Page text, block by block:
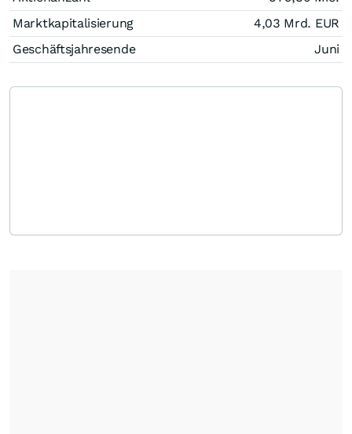
Marktkapitalisierung
4,03 Mrd. EUR
Geschäftsjahresende
Juni